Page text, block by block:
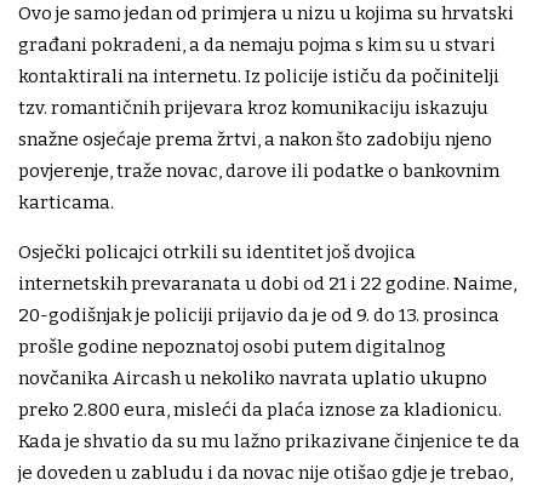
Ovo je samo jedan od primjera u nizu u kojima su hrvatski
građani pokradeni, a da nemaju pojma s kim su u stvari
kontaktirali na internetu. Iz policije ističu da počinitelji
tzv. romantičnih prijevara kroz komunikaciju iskazuju
snažne osjećaje prema žrtvi, a nakon što zadobiju njeno
povjerenje, traže novac, darove ili podatke o bankovnim
karticama.
Osječki policajci otrkili su identitet još dvojica
internetskih prevaranata u dobi od 21 i 22 godine. Naime,
20-godišnjak je policiji prijavio da je od 9. do 13. prosinca
prošle godine nepoznatoj osobi putem digitalnog
novčanika Aircash u nekoliko navrata uplatio ukupno
preko 2.800 eura, misleći da plaća iznose za kladionicu.
Kada je shvatio da su mu lažno prikazivane činjenice te da
je doveden u zabludu i da novac nije otišao gdje je trebao,